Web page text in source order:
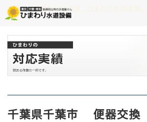
Skip
to
content
つまり、水漏れなど修理 ひまわり水道設備
千葉県千葉市 便器交換